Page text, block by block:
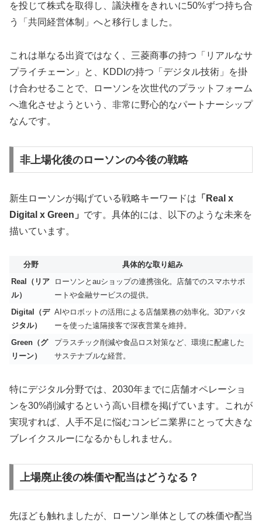
を投じて株式を取得し、議決権をきれいに50%ずつ持ち合
う「共同経営体制」へと移行しました。
これは単なる出資ではなく、三菱商事の持つ「リアルなサ
プライチェーン」と、KDDIの持つ「デジタル技術」を掛
け合わせることで、ローソンを次世代のプラットフォーム
へ進化させようという、非常に野心的なパートナーシップ
なんです。
非上場化後のローソンの今後の戦略
新生ローソンが掲げている戦略キーワードは 「Real x
Digital x Green」 です。具体的には、以下のような未来を
描いています。
分野
具体的な取り組み
Real（リア
ル）
ローソンとauショップの連携強化。店舗でのスマホサポ
ートや金融サービスの提供。
Digital（デ
ジタル）
AIやロボットの活用による店舗業務の効率化。3Dアバタ
ーを使った遠隔接客で深夜営業を維持。
Green（グ
リーン）
プラスチック削減や食品ロス対策など、環境に配慮した
サステナブルな経営。
特にデジタル分野では、2030年までに店舗オペレーショ
ンを30%削減するという高い目標を掲げています。これが
実現すれば、人手不足に悩むコンビニ業界にとって大きな
ブレイクスルーになるかもしれません。
上場廃止後の株価や配当はどうなる？
先ほども触れましたが、ローソン単体としての株価や配当